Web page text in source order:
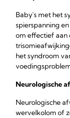
Baby's met het
spierspanning
om effectief aan
het syndroom
Neurologische
Neurologische
wervelkolom of